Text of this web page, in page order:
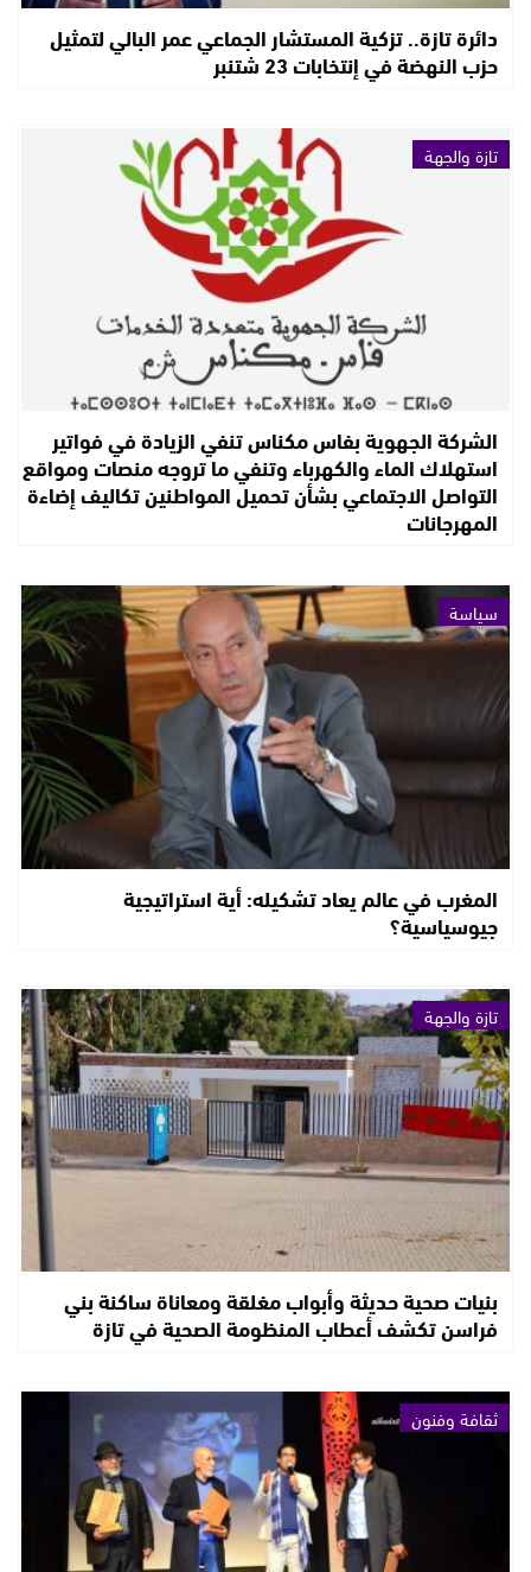
دائرة تازة.. تزكية المستشار الجماعي عمر البالي لتمثيل
حزب النهضة في إنتخابات 23 شتنبر
تازة والجهة
الشركة الجهوية بفاس مكناس تنفي الزيادة في فواتير
استهلاك الماء والكهرباء وتنفي ما تروجه منصات ومواقع
التواصل الاجتماعي بشأن تحميل المواطنين تكاليف إضاءة
المهرجانات
سياسة
المغرب في عالم يعاد تشكيله: أية استراتيجية
جيوسياسية؟
تازة والجهة
بنيات صحية حديثة وأبواب مغلقة ومعاناة ساكنة بني
فراسن تكشف أعطاب المنظومة الصحية في تازة
ثقافة وفنون